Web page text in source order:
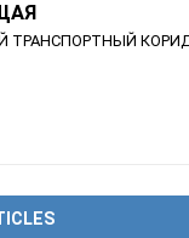
ТРАНСПОРТНЫЙ